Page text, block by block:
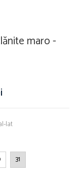
maro -
lat
31